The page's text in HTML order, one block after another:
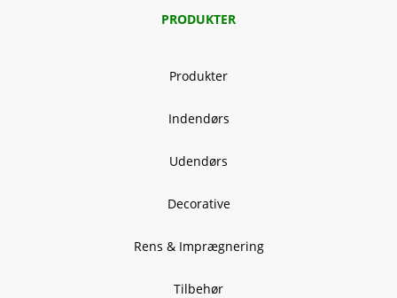
PRODUKTER
Produkter
Indendørs
Udendørs
Decorative
Rens & Imprægnering
Tilbehør